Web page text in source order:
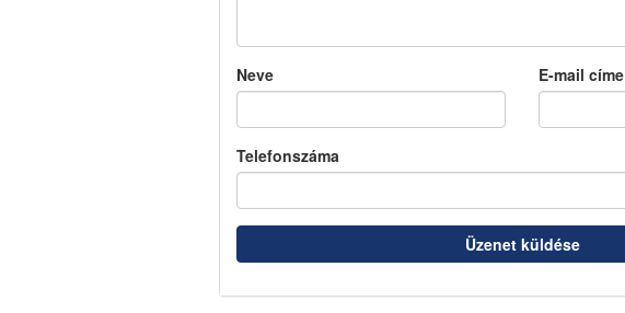
Neve E-mail címe
Telefonszáma
Üzenet küldése